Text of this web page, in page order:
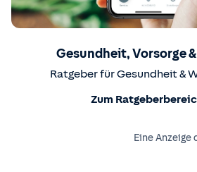
Gesundheit, Vorsorge
Ratgeber für Gesundheit &
Zum
Eine Anzeige